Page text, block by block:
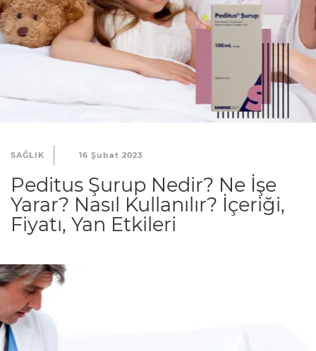
SAĞLIK 16 Şubat 2023
Peditus Şurup Nedir? Ne İşe
Yarar? Nasıl Kullanılır? İçeriği,
Fiyatı, Yan Etkileri